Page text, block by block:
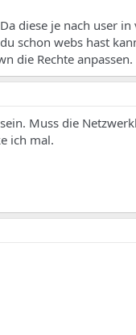
diese je nach user
schon webs hast
die Rechte anpassen.
Muss die
ich mal.